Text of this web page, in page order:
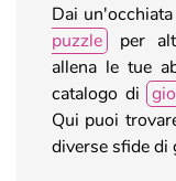
Dai
puzzle
per
allena le tue
catalogo di
Qui puoi
diverse sfide di